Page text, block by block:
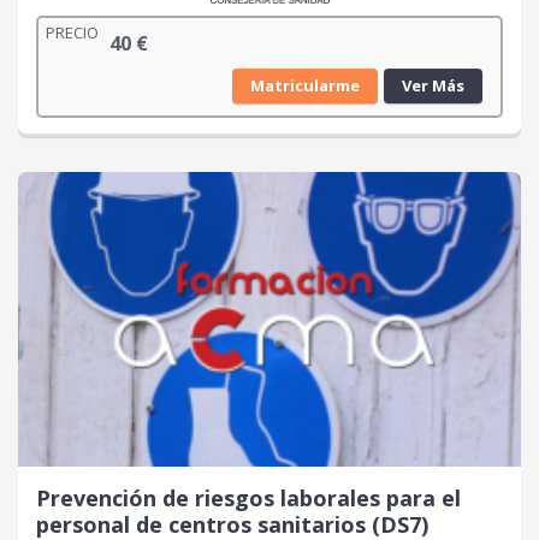
PRECIO 40 €
Matricularme Ver Más
Prevención de riesgos laborales para el
personal de centros sanitarios (DS7)